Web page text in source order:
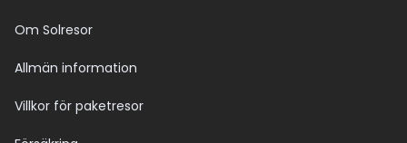
Om Solresor
Allmän information
Villkor för paketresor